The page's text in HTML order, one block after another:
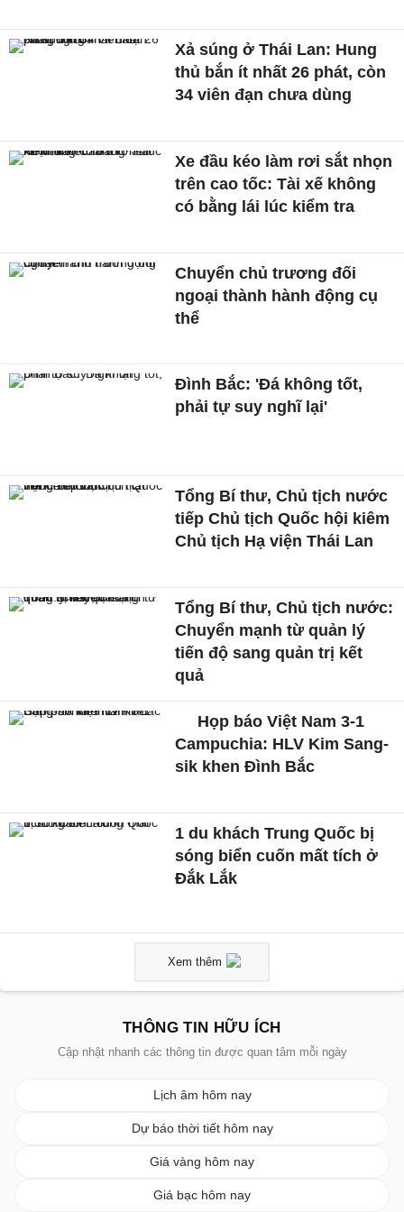
Xả súng ở Thái Lan: Hung
thủ bắn ít nhất 26 phát, còn
34 viên đạn chưa dùng
Xe đầu kéo làm rơi sắt nhọn
trên cao tốc: Tài xế không
có bằng lái lúc kiểm tra
Chuyển chủ trương đối
ngoại thành hành động cụ
thể
Đình Bắc: 'Đá không tốt,
phải tự suy nghĩ lại'
Tổng Bí thư, Chủ tịch nước
tiếp Chủ tịch Quốc hội kiêm
Chủ tịch Hạ viện Thái Lan
Tổng Bí thư, Chủ tịch nước:
Chuyển mạnh từ quản lý
tiến độ sang quản trị kết
quả
Họp báo Việt Nam 3-1
Campuchia: HLV Kim Sang-
sik khen Đình Bắc
1 du khách Trung Quốc bị
sóng biển cuốn mất tích ở
Đắk Lắk
Xem thêm
THÔNG TIN HỮU ÍCH
Cập nhật nhanh các thông tin được quan tâm mỗi ngày
Lịch âm hôm nay
Dự báo thời tiết hôm nay
Giá vàng hôm nay
Giá bạc hôm nay